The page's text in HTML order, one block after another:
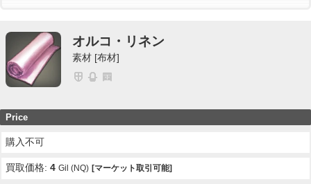
オルコ・リネン
素材 [布材]
Price
購入不可
買取価格:4 Gil (NQ) [マーケット取引可能]